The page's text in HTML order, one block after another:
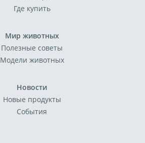
Где купить
Мир животных
Полезные советы
Модели животных
Новости
Новые продукты
События